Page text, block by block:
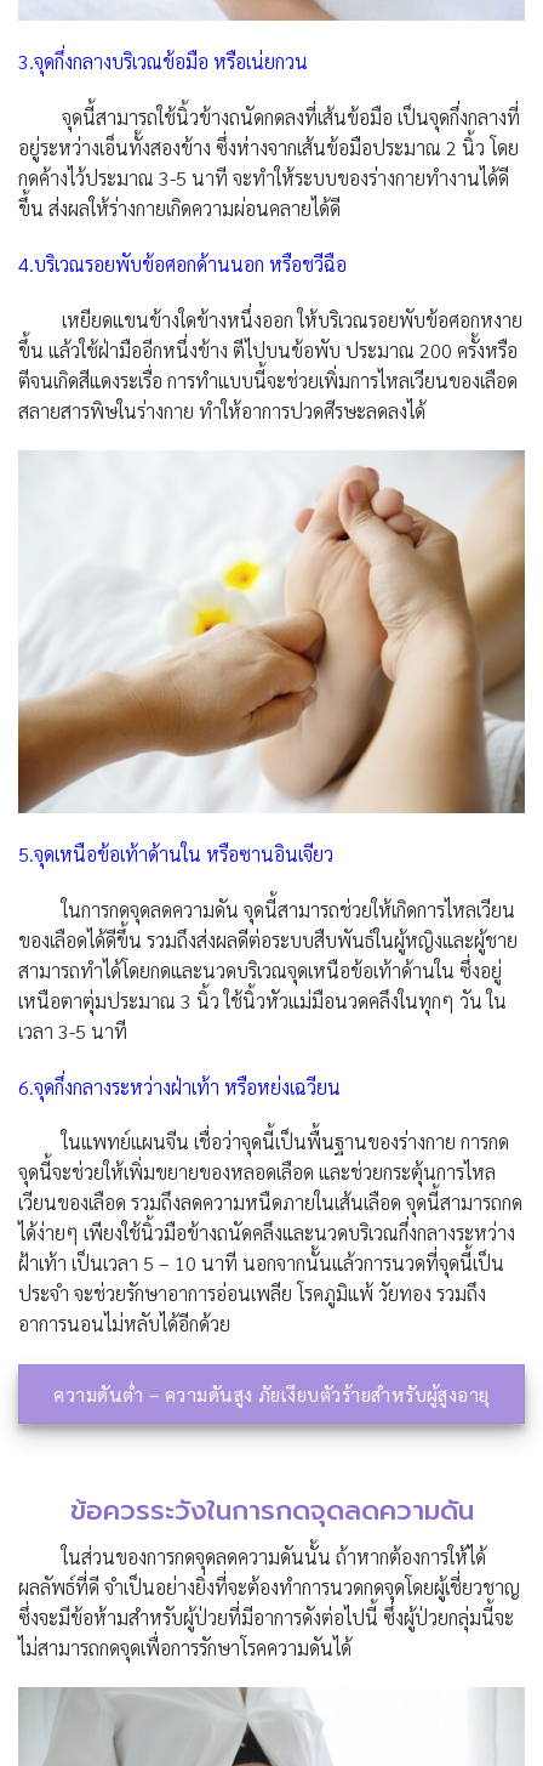
3.จุดกึ่งกลางบริเวณข้อมือ หรือเน่ยกวน
จุดนี้สามารถใช้นิ้วข้างถนัดกดลงที่เส้นข้อมือ เป็นจุดกึ่งกลางที่
อยู่ระหว่างเอ็นทั้งสองข้าง ซึ่งห่างจากเส้นข้อมือประมาณ 2 นิ้ว โดย
กดค้างไว้ประมาณ 3-5 นาที จะทำให้ระบบของร่างกายทำงานได้ดี
ขึ้น ส่งผลให้ร่างกายเกิดความผ่อนคลายได้ดี
4.บริเวณรอยพับข้อศอกด้านนอก หรือชวีฉือ
เหยียดแขนข้างใดข้างหนึ่งออก ให้บริเวณรอยพับข้อศอกหงาย
ขึ้น แล้วใช้ฝ่ามืออีกหนึ่งข้าง ตีไปบนข้อพับ ประมาณ 200 ครั้งหรือ
ตีจนเกิดสีแดงระเรื่อ การทำแบบนี้จะช่วยเพิ่มการไหลเวียนของเลือด
สลายสารพิษในร่างกาย ทำให้อาการปวดศีรษะลดลงได้
5.จุดเหนือข้อเท้าด้านใน หรือซานอินเจียว
ในการกดจุดลดความดัน จุดนี้สามารถช่วยให้เกิดการไหลเวียน
ของเลือดได้ดีขึ้น รวมถึงส่งผลดีต่อระบบสืบพันธ์ในผู้หญิงและผู้ชาย
สามารถทำได้โดยกดและนวดบริเวณจุดเหนือข้อเท้าด้านใน ซึ่งอยู่
เหนือตาตุ่มประมาณ 3 นิ้ว ใช้นิ้วหัวแม่มือนวดคลึงในทุกๆ วัน ใน
เวลา 3-5 นาที
6.จุดกึ่งกลางระหว่างฝ่าเท้า หรือหย่งเฉวียน
ในแพทย์แผนจีน เชื่อว่าจุดนี้เป็นพื้นฐานของร่างกาย การกด
จุดนี้จะช่วยให้เพิ่มขยายของหลอดเลือด และช่วยกระตุ้นการไหล
เวียนของเลือด รวมถึงลดความหนืดภายในเส้นเลือด จุดนี้สามารถกด
ได้ง่ายๆ เพียงใช้นิ้วมือข้างถนัดคลึงและนวดบริเวณกึ่งกลางระหว่าง
ฝ้าเท้า เป็นเวลา 5 – 10 นาที นอกจากนั้นแล้วการนวดที่จุดนี้เป็น
ประจำ จะช่วยรักษาอาการอ่อนเพลีย โรคภูมิแพ้ วัยทอง รวมถึง
อาการนอนไม่หลับได้อีกด้วย
ความดันต่ำ – ความดันสูง ภัยเงียบตัวร้ายสำหรับผู้สูงอายุ
ข้อควรระวังในการกดจุดลดความดัน
ในส่วนของการกดจุดลดความดันนั้น ถ้าหากต้องการให้ได้
ผลลัพธ์ที่ดี จำเป็นอย่างยิ่งที่จะต้องทำการนวดกดจุดโดยผู้เชี่ยวชาญ
ซึ่งจะมีข้อห้ามสำหรับผู้ป่วยที่มีอาการดังต่อไปนี้ ซึ่งผู้ป่วยกลุ่มนี้จะ
ไม่สามารถกดจุดเพื่อการรักษาโรคความดันได้